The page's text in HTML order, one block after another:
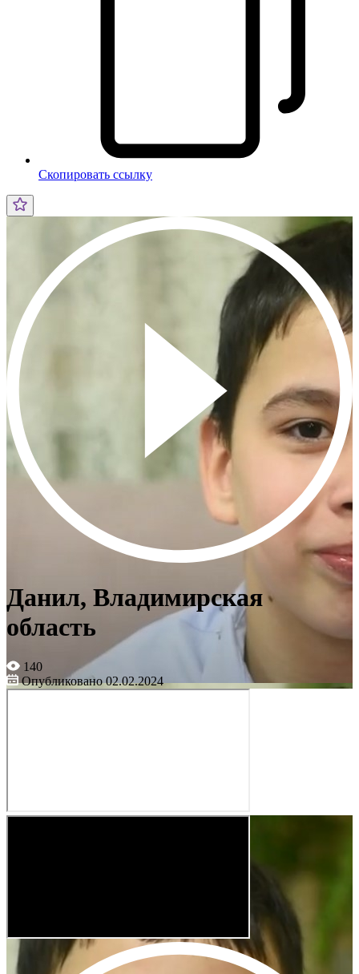
Скопировать ссылку
Данил, Владимирская
область
140
Опубликовано 02.02.2024